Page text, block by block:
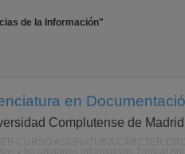
de la Información"
en
Complutense de Madrid